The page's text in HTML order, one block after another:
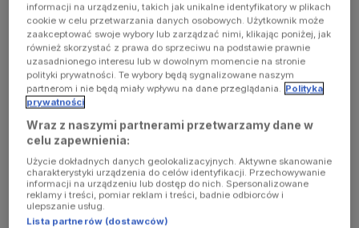
occurred
(see the
browser
console for
more
information)
informacji na urządzeniu, takich jak unikalne identyfikatory w plikach
cookie w celu przetwarzania danych osobowych. Użytkownik może
zaakceptować swoje wybory lub zarządzać nimi, klikając poniżej, jak
również skorzystać z prawa do sprzeciwu na podstawie prawnie
uzasadnionego interesu lub w dowolnym momencie na stronie
polityki prywatności. Te wybory będą sygnalizowane naszym
partnerom i nie będą miały wpływu na dane przeglądania. Polityka
prywatności
Wraz z naszymi partnerami przetwarzamy dane w
celu zapewnienia:
Użycie dokładnych danych geolokalizacyjnych. Aktywne skanowanie
charakterystyki urządzenia do celów identyfikacji. Przechowywanie
informacji na urządzeniu lub dostęp do nich. Spersonalizowane
reklamy i treści, pomiar reklam i treści, badnie odbiorców i
ulepszanie usług.
Lista partnerów (dostawców)